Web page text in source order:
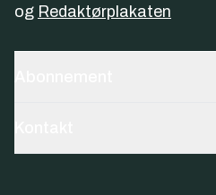
og Redaktørplakaten